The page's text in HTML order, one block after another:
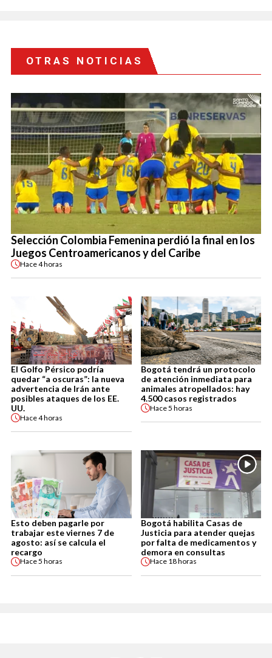
OTRAS NOTICIAS
Selección Colombia Femenina perdió la final en los
Juegos Centroamericanos y del Caribe
Hace4 horas
El Golfo Pérsico podría
quedar “a oscuras”: la nueva
advertencia de Irán ante
posibles ataques de los EE.
UU.
Hace4 horas
Bogotá tendrá un protocolo
de atención inmediata para
animales atropellados: hay
4.500 casos registrados
Hace5 horas
Esto deben pagarle por
trabajar este viernes 7 de
agosto: así se calcula el
recargo
Hace5 horas
Bogotá habilita Casas de
Justicia para atender quejas
por falta de medicamentos y
demora en consultas
Hace 18 horas